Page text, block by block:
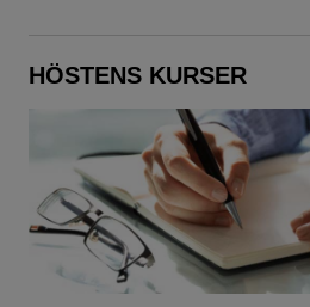
HÖSTENS KURSER